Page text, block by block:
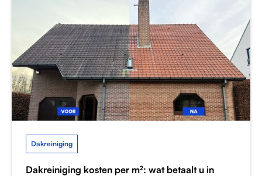
Dakreiniging
Dakreiniging kosten per m²: wat betaalt u in